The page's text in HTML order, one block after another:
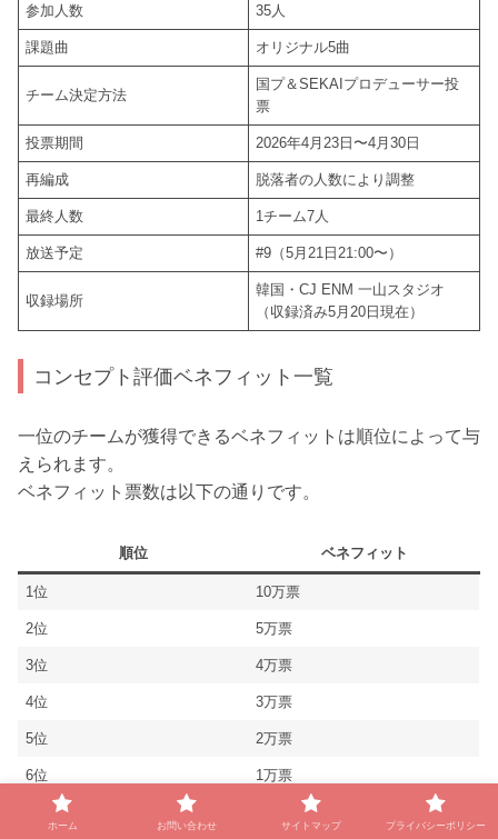
参加人数 35人
課題曲 オリジナル5曲
チーム決定方法
国プ＆SEKAIプロデューサー投
票
投票期間 2026年4月23日〜4月30日
再編成 脱落者の人数により調整
最終人数 1チーム7人
放送予定 #9（5月21日21:00〜）
収録場所
韓国・CJ ENM 一山スタジオ
（収録済み5月20日現在）
コンセプト評価ベネフィット一覧
一位のチームが獲得できるベネフィットは順位によって与
えられます。
ベネフィット票数は以下の通りです。
順位 ベネフィット
1位 10万票
2位 5万票
3位 4万票
4位 3万票
5位 2万票
6位 1万票
ホーム お問い合わせ サイトマップ プライバシーポリシー